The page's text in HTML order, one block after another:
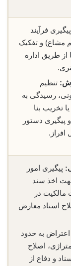
پیگیری فرآیند
مشاع) و تفکیک
طریق اداره
تنظیم
رسیدگی به
تخریب بنا
دستور
افراز.
پیگیری امور
اخذ سند
مالکیت در
اسناد معارض
اعتراض به حدود
اصلاح
و دفاع از